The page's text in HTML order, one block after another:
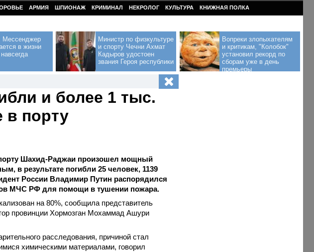
АРМИЯ ШПИОНАЖ КРИМИНАЛ НЕКРОЛОГ КУЛЬТУРА КНИЖНАЯ ПОЛКА
Мессенджер
в жизни
Министр по физкультуре
и спорту Чечни Ахмат
Кадыров удостоен
звания Героя республики
Вопреки злопыхателям
и критикам, "Колобок"
установил рекорд по
сборам уже в день
премьеры
и более 1 тыс.
в порту
Шахид-Раджаи произошел мощный
в результате погибли 25 человек, 1139
России Владимир Путин распорядился
МЧС РФ для помощи в тушении пожара.
на 80%, сообщила представитель
провинции Хормозган Мохаммад Ашури
расследования, причиной стал
химическими материалами, говорил